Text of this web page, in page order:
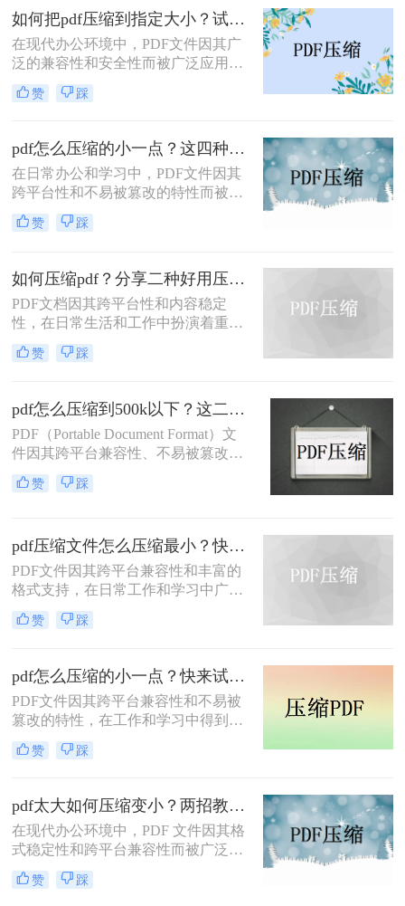
不仅占用存储空间，还经常因超过邮
箱附件限制或上传耗时过长而影响办
公效率。那么PDF 文档怎么压缩小一
点呢？本文从压缩效果、操作难度、
处理速度、隐私安全四个维度，对比
五种主流压缩方案，帮助您根据实际
如何把pdf压缩到指定大小？试试这4种压缩方法！
在现代办公环境中，PDF文件因其广
泛的兼容性和安全性而被广泛应用。
然而，当这些文件过大时，会带来传
输不便、占用过多存储空间等问题。
变得尤为重要。本文将详细介绍四种
常用的方法，帮助您轻松应对这一挑
战。
赞 踩
pdf怎么压缩的小一点？这四种压缩方法了解一下
在日常办公和学习中，PDF文件因其
跨平台性和不易被篡改的特性而被广
泛使用。然而，有时PDF文件过大，
会给传输和存储带来不便。那么pdf怎
将PDF压缩得更小的方法。
赞 踩
如何压缩pdf？分享二种好用压缩方法！
PDF文档因其跨平台性和内容稳定
性，在日常生活和工作中扮演着重要
角色。然而，有时PDF文件过大，会
影响传输速度或占用过多存储空间。
压缩PDF的方法。
赞 踩
pdf怎么压缩到500k以下？这二种压缩方法你可以轻松学会！
PDF（Portable Document Format）文
件因其跨平台兼容性、不易被篡改的
特性以及保持文档格式一致性的能
力，在日常办公和文件分享中得到了
上传、发送或存储。那么pdf怎么压缩
到500k以下呢？本文将介绍两种将
PDF文件压缩到500K以下的方法。
赞 踩
pdf压缩文件怎么压缩最小？快来试着使用这三种压缩方法！
PDF文件因其跨平台兼容性和丰富的
格式支持，在日常工作和学习中广泛
应用。然而，有时我们需要将PDF文
件压缩到最小，以便更高效地存储和
呢？本文将介绍三种实用的PDF压缩
方法。
赞 踩
pdf怎么压缩的小一点？快来试试这4种压缩方法！
PDF文件因其跨平台兼容性和不易被
篡改的特性，在工作和学习中得到了
广泛应用。然而，PDF文件有时体积
过大，不便于存储和传输。那么pdf怎
有效的PDF压缩方法。
赞 踩
pdf太大如何压缩变小？两招教你轻松压缩！
在现代办公环境中，PDF 文件因其格
式稳定性和跨平台兼容性而被广泛使
用。然而，当这些文件变得过大时，
它们不仅占用大量存储空间，而且在
赞 踩